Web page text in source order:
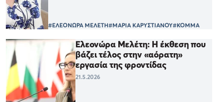
#ΕΛΕΟΝΩΡΑ ΜΕΛΕΤΗ#ΜΑΡΙΑ ΚΑΡΥΣΤΙΑΝΟΥ#ΚΟΜΜΑ
Ελεονώρα Μελέτη: Η έκθεση που
βάζει τέλος στην «αόρατη»
εργασία της φροντίδας
21.5.2026